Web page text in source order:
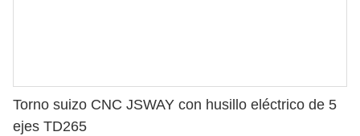
Torno suizo CNC JSWAY con husillo eléctrico de 5
ejes TD265